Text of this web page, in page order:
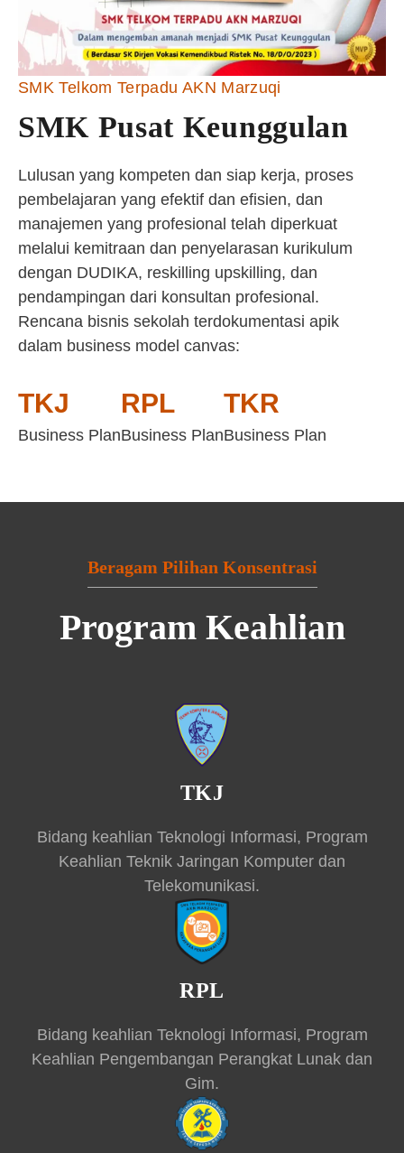
SMK Telkom Terpadu AKN Marzuqi
SMK Pusat Keunggulan
Lulusan yang kompeten dan siap kerja, proses
pembelajaran yang efektif dan efisien, dan
manajemen yang profesional telah diperkuat
melalui kemitraan dan penyelarasan kurikulum
dengan DUDIKA, reskilling upskilling, dan
pendampingan dari konsultan profesional.
Rencana bisnis sekolah terdokumentasi apik
dalam business model canvas:
TKJ
Business Plan
RPL
Business Plan
TKR
Business Plan
Beragam Pilihan Konsentrasi
Program Keahlian
TKJ
Bidang keahlian Teknologi Informasi, Program
Keahlian Teknik Jaringan Komputer dan
Telekomunikasi.
RPL
Bidang keahlian Teknologi Informasi, Program
Keahlian Pengembangan Perangkat Lunak dan
Gim.